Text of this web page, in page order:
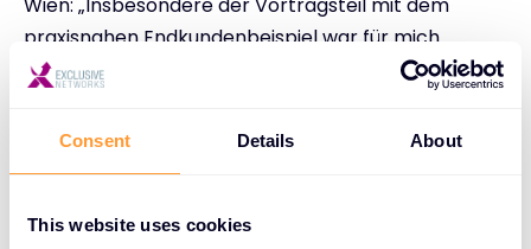
Consent Details About
This website uses cookies
praxisnahen Endkundenbeispiel war für mich
besonders wertvoll und hat die anschließende
Diskussion ordnete die Bedeutung von